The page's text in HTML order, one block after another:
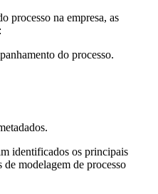
processo na empresa, as
do processo.
identificados os principais
de modelagem de processo